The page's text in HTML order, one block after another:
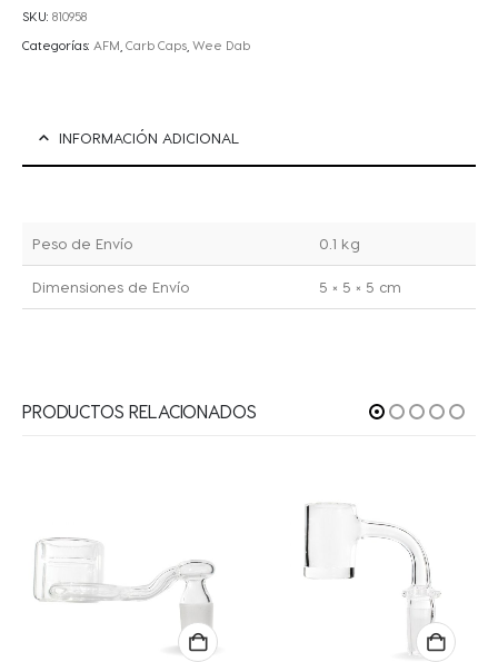
SKU: 810958
Categorías: AFM Carb Caps Wee Dab
INFORMACIÓN ADICIONAL
Peso de Envío 0.1 kg
Dimensiones de Envío 5 × 5 × 5 cm
PRODUCTOS RELACIONADOS